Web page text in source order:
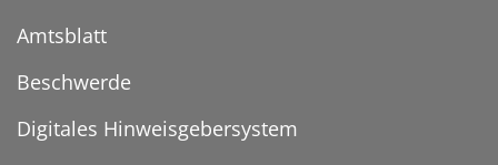
Amtsblatt
Beschwerde
Digitales Hinweisgebersystem